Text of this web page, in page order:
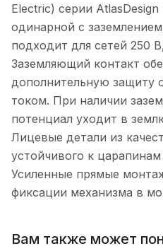
Electric) серии
одинарной с
подходит для сетей 250
Заземляющий контакт
дополнительную защиту
током. При наличии
потенциал уходит в
Лицевые детали из
устойчивого к
Усиленные прямые
фиксации механизма в
Вам также может